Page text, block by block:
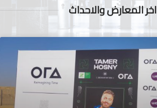
اخر المعارض والاحداث